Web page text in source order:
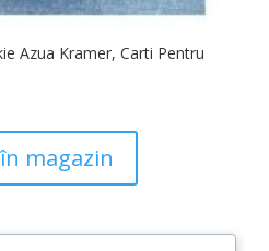
Azua Kramer, Carti Pentru
magazin